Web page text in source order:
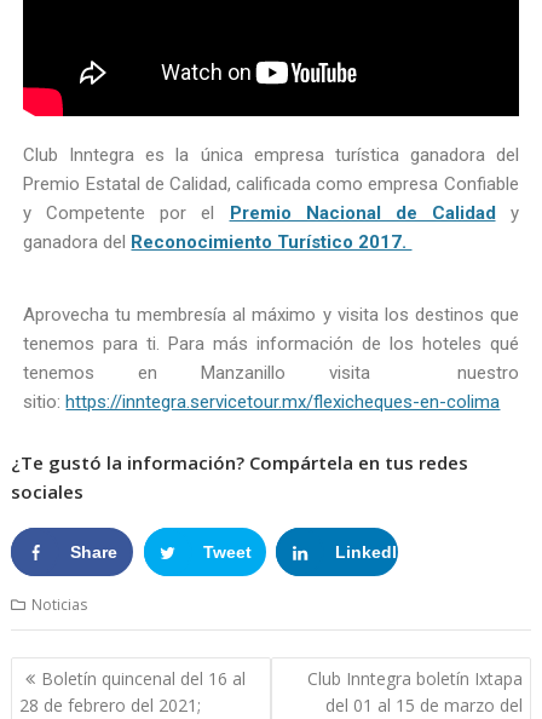
Club Inntegra es la única empresa turística ganadora del
Premio Estatal de Calidad, calificada como empresa Confiable
y Competente por el Premio Nacional de Calidady
ganadora del Reconocimiento Turístico 2017.
Aprovecha tu membresía al máximo y visita los destinos que
tenemos para ti. Para más información de los hoteles qué
tenemos en Manzanillo visita nuestro
sitio:https://inntegra.servicetour.mx/flexicheques-en-colima
¿Te gustó la información? Compártela en tus redes
sociales
Share Tweet LinkedIn
Noticias
Boletín quincenal del 16 al
28 de febrero del 2021;
Club Inntegra boletín Ixtapa
del 01 al 15 de marzo del